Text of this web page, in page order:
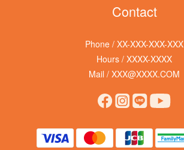
Contact
Phone / XX-XXX-XXX-XXX
Hours / XXXX-XXXX
Mail / XXX@XXXX.COM